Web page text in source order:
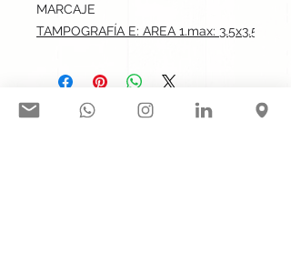
MARCAJE
TAMPOGRAFÍA E: AREA 1.max: 3.5x3.5 cm
Síguenos en nuestras redes